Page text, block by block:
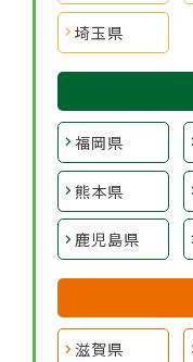
埼玉県
福岡県
熊本県
鹿児島県
滋賀県